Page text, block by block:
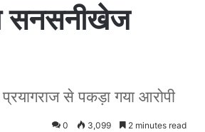
सनसनीखेज
से पकड़ा गया आरोपी
0 3,099 2 minutes read